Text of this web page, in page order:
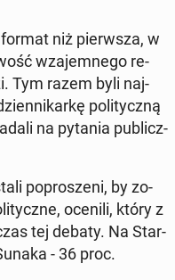
niż pierw­sza, w
wza­jem­ne­go re­
Tym razem byli naj­
po­li­tycz­ną
na pytania pu­blicz­
po­pro­sze­ni, by zo­
ocenili, który z
tej debaty. Na Star­
- 36 proc.